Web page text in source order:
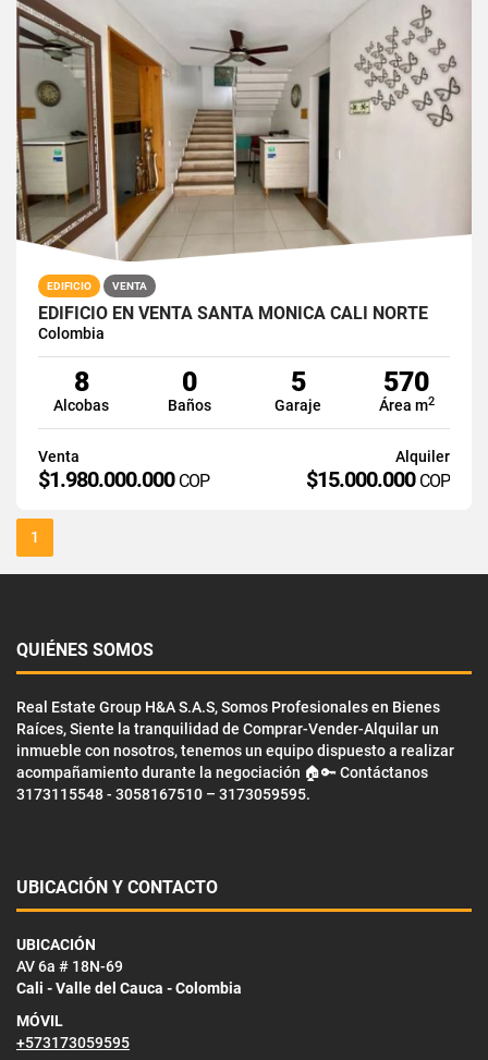
EDIFICIO VENTA
EDIFICIO EN VENTA SANTA MONICA CALI NORTE
Colombia
8
Alcobas
0
Baños
5
Garaje
570
Área m2
Venta
$1.980.000.000 COP
Alquiler
$15.000.000 COP
1
QUIÉNES SOMOS
Real Estate Group H&A S.A.S, Somos Profesionales en Bienes
Raíces, Siente la tranquilidad de Comprar-Vender-Alquilar un
inmueble con nosotros, tenemos un equipo dispuesto a realizar
acompañamiento durante la negociación 🏠🔑 Contáctanos
3173115548 - 3058167510 – 3173059595.
UBICACIÓN Y CONTACTO
UBICACIÓN
AV 6a # 18N-69
Cali - Valle del Cauca - Colombia
MÓVIL
+573173059595